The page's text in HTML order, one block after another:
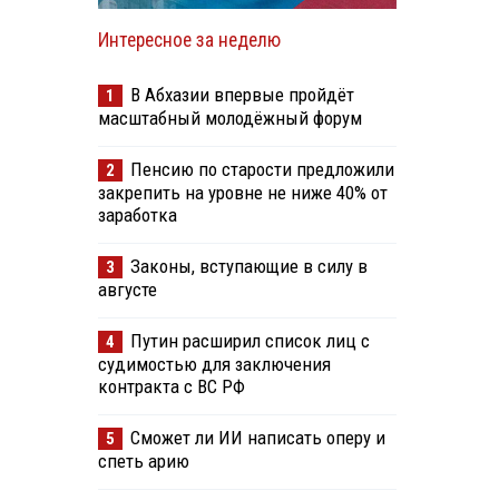
Интересное за неделю
1
В Абхазии впервые пройдёт
масштабный молодёжный форум
2
Пенсию по старости предложили
закрепить на уровне не ниже 40% от
заработка
3
Законы, вступающие в силу в
августе
4
Путин расширил список лиц с
судимостью для заключения
контракта с ВС РФ
5
Сможет ли ИИ написать оперу и
спеть арию